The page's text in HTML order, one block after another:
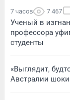
7 часов 7 467
Ученый в
профессора
студенты
«Выглядит,
Австралии